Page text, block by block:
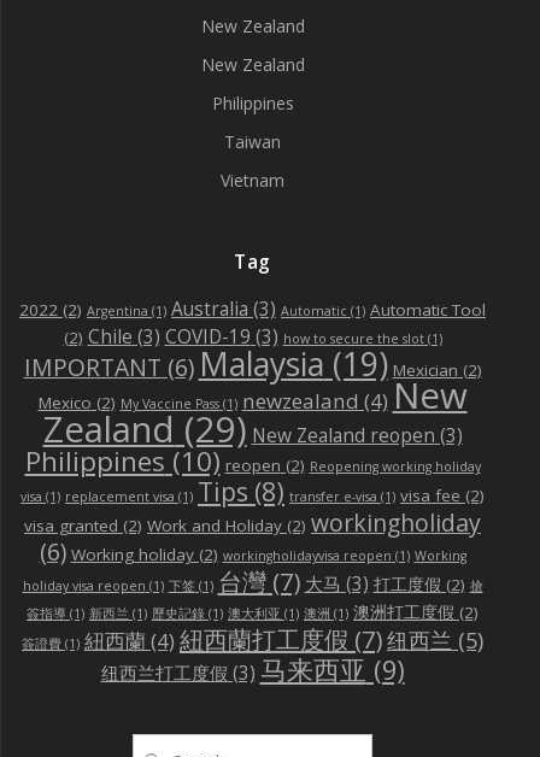
New Zealand
New Zealand
Philippines
Taiwan
Vietnam
Tag
2022 (2) Argentina (1) Australia (3) Automatic (1) Automatic Tool
(2) Chile (3) COVID-19 (3) how to secure the slot(1)
IMPORTANT (6) Malaysia (19) Mexician (2)
Mexico (2) My Vaccine Pass(1) newzealand (4) New
Zealand (29) New Zealand reopen (3)
Philippines (10) reopen (2) Reopening working holiday
visa (1) replacement visa (1) Tips (8) transfer e-visa (1) visa fee (2)
visa granted (2) Work and Holiday (2) workingholiday
(6) Working holiday(2) workingholidayvisa reopen (1) Working
holiday visa reopen (1) 下签(1) 台灣(7) 大马 (3) 打工度假 (2) 搶
簽指導 (1) 新西兰 (1) 歷史記錄 (1) 澳大利亚 (1) 澳洲 (1) 澳洲打工度假 (2)
簽證費 (1) 紐西蘭 (4) 紐西蘭打工度假 (7)纽西兰 (5)
纽西兰打工度假 (3) 马来西亚 (9)